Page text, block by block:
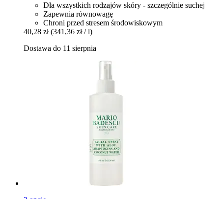
Dla wszystkich rodzajów skóry - szczególnie suchej
Zapewnia równowagę
Chroni przed stresem środowiskowym
40,28 zł (341,36 zł / l)
Dostawa do 11 sierpnia